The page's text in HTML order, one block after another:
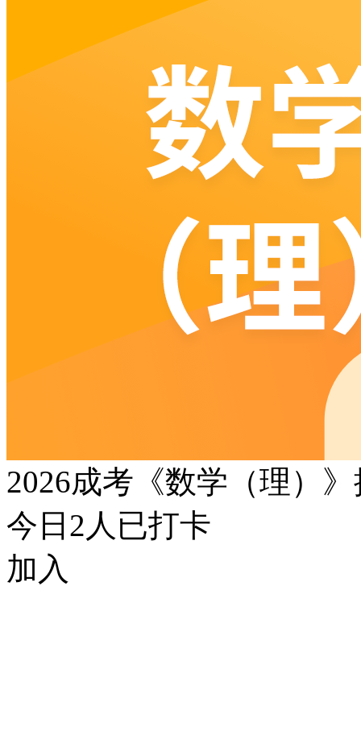
2026成考《数学（理）
今日 2 人已打卡
加入